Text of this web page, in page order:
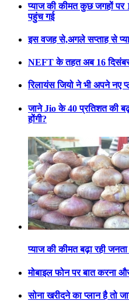
प्याज की कीमत कुछ जगहों पर
पहुंच गई
इस वजह से,अगले सप्ताह से
NEFT के तहत अब 16
रिलायंस जियो ने भी अपने नए
जाने Jio के 40 प्रतिशत की
होंगी?
प्याज की कीमत बढ़ा रही
मोबाइल फोन पर बात करना
सोना खरीदने का प्लान है तो